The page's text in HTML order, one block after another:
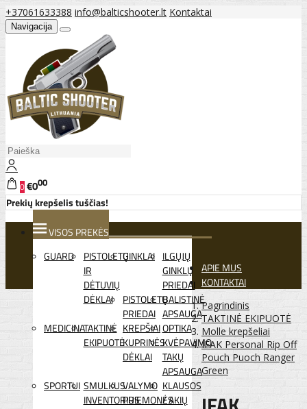
+37061633388 info@balticshooter.lt Kontaktai
Navigacija
0€000
Prekių krepšelis tuščias!
VISOS PREKĖS
GUARD
PISTOLETŲ
IR
DĖTUVIŲ
DĖKLAI
GINKLAI ILGŲJŲ
GINKLŲ
PRIEDAI
PISTOLETŲ
PRIEDAI
BALISTINĖ
APSAUGA
MEDICINATAKTINĖ
EKIPUOTĖ
KREPŠIAI
KUPRINĖS
DĖKLAI
OPTIKA
KVĖPAVIMO
TAKŲ
APSAUGA
SPORTUI SMULKUS
INVENTORIUS
VALYMO
PRIEMONĖS
KLAUSOS
/ AKIŲ
APIE MUS
KONTAKTAI
Pagrindinis
TAKTINĖ EKIPUOTĖ
Molle krepšeliai
IFAK Personal Rip Off
Pouch Puoch Ranger
Green